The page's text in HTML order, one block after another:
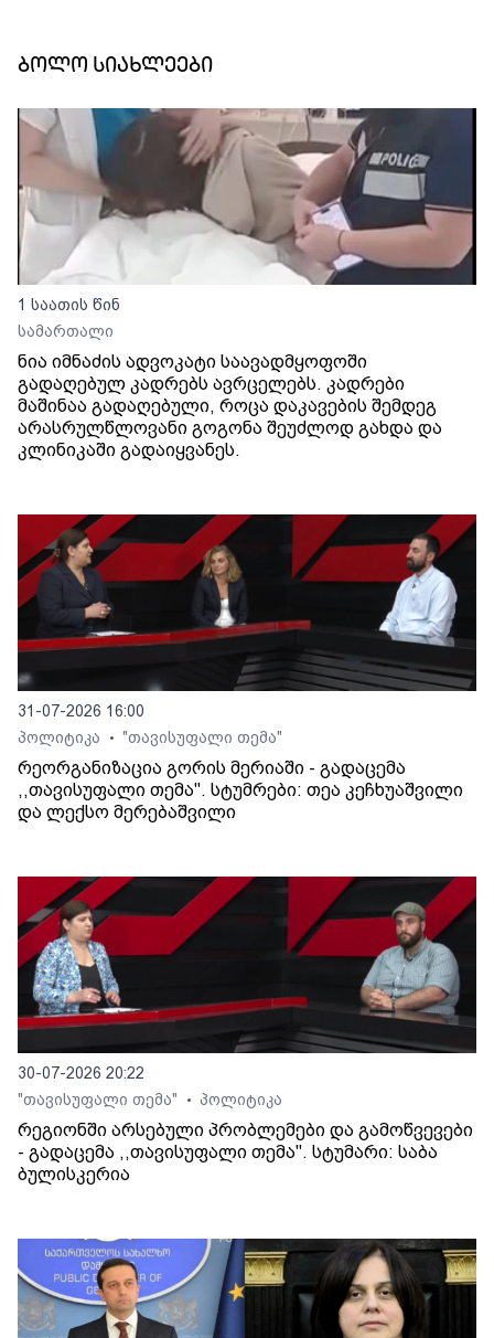
ბოლო სიახლეები
1 საათის წინ
სამართალი
ნია იმნაძის ადვოკატი საავადმყოფოში
გადაღებულ კადრებს ავრცელებს. კადრები
მაშინაა გადაღებული, როცა დაკავების შემდეგ
არასრულწლოვანი გოგონა შეუძლოდ გახდა და
კლინიკაში გადაიყვანეს.
31-07-2026 16:00
პოლიტიკა
• "თავისუფალი თემა"
რეორგანიზაცია გორის მერიაში - გადაცემა
,,თავისუფალი თემა". სტუმრები: თეა კეჩხუაშვილი
და ლექსო მერებაშვილი
30-07-2026 20:22
"თავისუფალი თემა"
• პოლიტიკა
რეგიონში არსებული პრობლემები და გამოწვევები
- გადაცემა ,,თავისუფალი თემა". სტუმარი: საბა
ბულისკერია